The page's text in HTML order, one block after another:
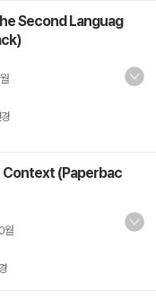
Second Languag
Context (Paperbac
월